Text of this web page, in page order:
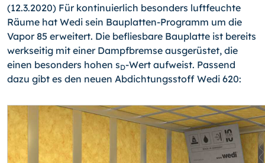
(12.3.2020) Für kontinuierlich besonders luftfeuchte
Räume hat Wedi sein Bauplatten-Programm um die
Vapor 85 erweitert. Die befliesbare Bauplatte ist bereits
werkseitig mit einer Dampfbremse ausgerüstet, die
einen besonders hohen sD-Wert aufweist. Passend
dazu gibt es den neuen Abdichtungsstoff Wedi 620: